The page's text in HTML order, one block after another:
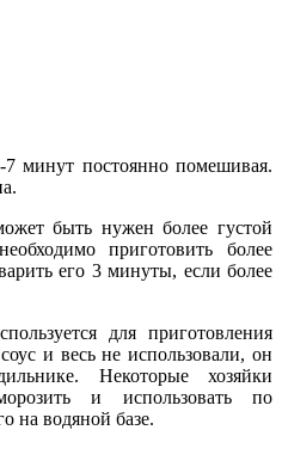
7 минут постоянно помешивая.
быть нужен более густой
приготовить более
его 3 минуты, если более
для приготовления
и весь не использовали, он
Некоторые хозяйки
и использовать по
на водяной базе.